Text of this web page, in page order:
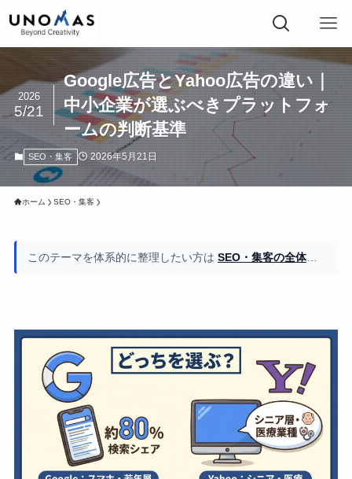
Google広告とYahoo広告の違い｜
中小企業が選ぶべきプラットフォ
ームの判断基準
2026
5/21
SEO・集客 2026年5月21日
ホーム SEO・集客
このテーマを体系的に整理したい方は SEO・集客の全体像もご覧ください